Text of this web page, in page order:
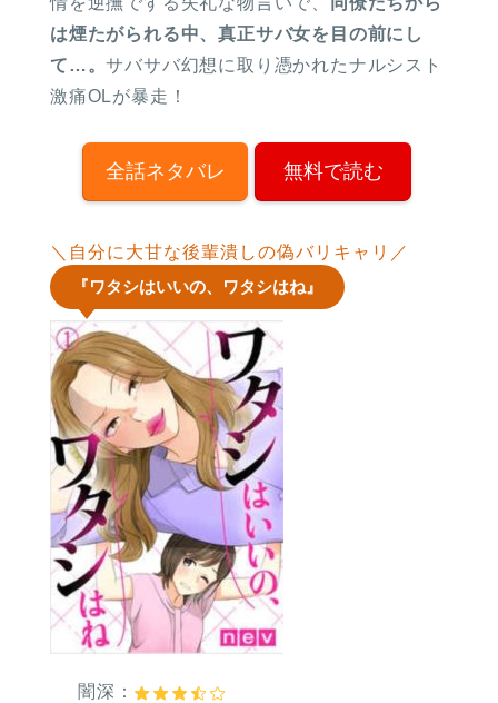
は煙たがられる中、真正サバ女を目の前にし
て…。サバサバ幻想に取り憑かれたナルシスト
激痛OLが暴走！
全話ネタバレ 無料で読む
＼自分に大甘な後輩潰しの偽バリキャリ／
『ワタシはいいの、ワタシはね』
闇深：